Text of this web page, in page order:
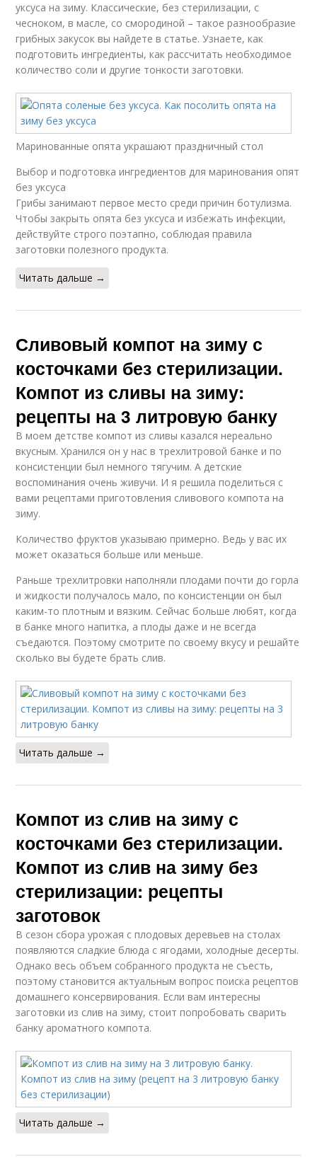
уксуса на зиму. Классические, без стерилизации, с
чесноком, в масле, со смородиной – такое разнообразие
грибных закусок вы найдете в статье. Узнаете, как
подготовить ингредиенты, как рассчитать необходимое
количество соли и другие тонкости заготовки.
Маринованные опята украшают праздничный стол
Выбор и подготовка ингредиентов для маринования опят
без уксуса
Грибы занимают первое место среди причин ботулизма.
Чтобы закрыть опята без уксуса и избежать инфекции,
действуйте строго поэтапно, соблюдая правила
заготовки полезного продукта.
Читать дальше →
Сливовый компот на зиму с
косточками без стерилизации.
Компот из сливы на зиму:
рецепты на 3 литровую банку
В моем детстве компот из сливы казался нереально
вкусным. Хранился он у нас в трехлитровой банке и по
консистенции был немного тягучим. А детские
воспоминания очень живучи. И я решила поделиться с
вами рецептами приготовления сливового компота на
зиму.
Количество фруктов указываю примерно. Ведь у вас их
может оказаться больше или меньше.
Раньше трехлитровки наполняли плодами почти до горла
и жидкости получалось мало, по консистенции он был
каким-то плотным и вязким. Сейчас больше любят, когда
в банке много напитка, а плоды даже и не всегда
съедаются. Поэтому смотрите по своему вкусу и решайте
сколько вы будете брать слив.
Читать дальше →
Компот из слив на зиму с
косточками без стерилизации.
Компот из слив на зиму без
стерилизации: рецепты
заготовок
В сезон сбора урожая с плодовых деревьев на столах
появляются сладкие блюда с ягодами, холодные десерты.
Однако весь объем собранного продукта не съесть,
поэтому становится актуальным вопрос поиска рецептов
домашнего консервирования. Если вам интересны
заготовки из слив на зиму, стоит попробовать сварить
банку ароматного компота.
Читать дальше →